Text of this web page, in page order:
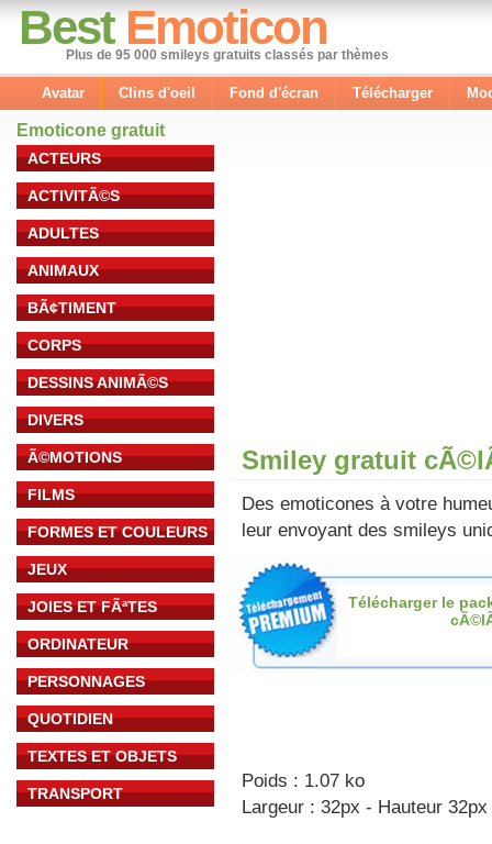
Best Emoticon
Plus de 95 000 smileys gratuits classés par thèmes
Avatar Clins d'oeil Fond d'écran Télécharger
Emoticone gratuit
ACTEURS
ACTIVITÃ©S
ADULTES
ANIMAUX
BÃ¢TIMENT
CORPS
DESSINS ANIMÃ©S
DIVERS
Ã©MOTIONS
FILMS
FORMES ET COULEURS
JEUX
JOIES ET FÃªTES
ORDINATEUR
PERSONNAGES
QUOTIDIEN
TEXTES ET OBJETS
TRANSPORT
Smiley gratuit
Des emoticones à votre
leur envoyant des smileys
Télécharger le
Poids : 1.07 ko
Largeur : 32px - Hauteur 32px